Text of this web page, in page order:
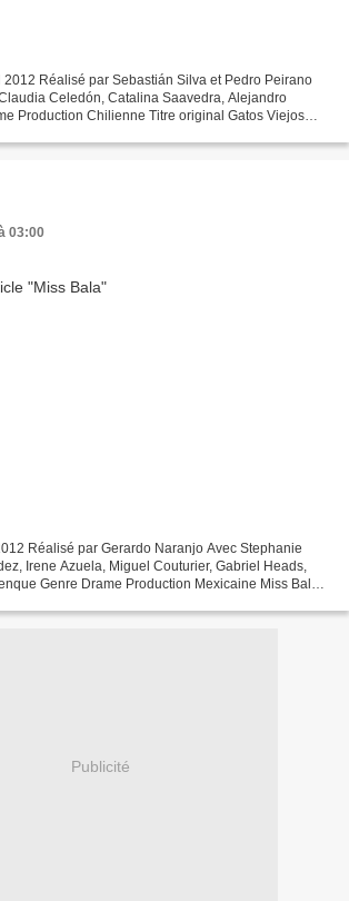
2012 Réalisé par Sebastián Silva et Pedro Peirano
Celedón, Catalina Saavedra, Alejandro
Production Chilienne Titre original Gatos Viejos
03:00
Réalisé par Gerardo Naranjo Avec Stephanie
Irene Azuela, Miguel Couturier, Gabriel Heads,
Genre Drame Production Mexicaine Miss Bala a
Publicité